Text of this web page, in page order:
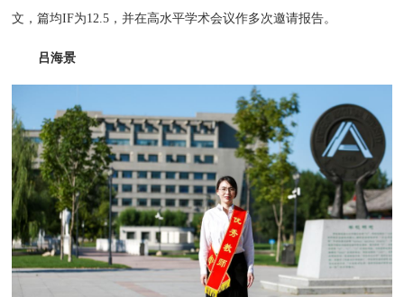
文，篇均IF为12.5，并在高水平学术会议作多次邀请报告。
吕海景